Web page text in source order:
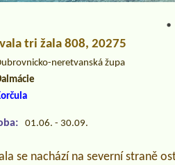
tri žala 808, 20275
neretvanská župa
01.06. - 30.09.
se nachází na severní straně